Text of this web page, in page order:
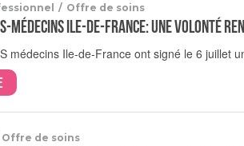
/ Offre de soins
Médecins Ile-de-France: une volonté
médecins Ile-de-France ont signé le 6 juillet
Offre de soins